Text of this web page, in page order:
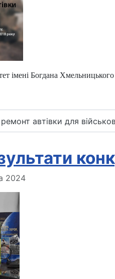
імені Богдана
автівки для
2024